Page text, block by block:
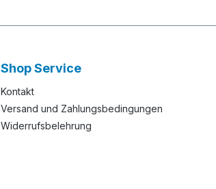
Shop Service
Kontakt
Versand und Zahlungsbedingungen
Widerrufsbelehrung